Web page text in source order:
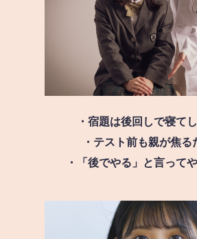
・宿題は後回しで寝て
・テスト前も親が焦
・「後でやる」と言って